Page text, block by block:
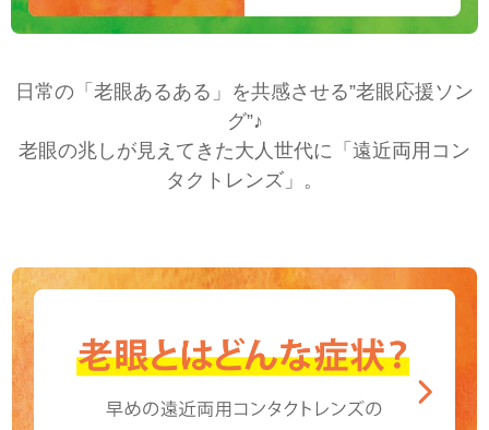
日常の「老眼あるある」を共感させる”老眼応援ソン
グ”♪
老眼の兆しが見えてきた大人世代に「遠近両用コン
タクトレンズ」。